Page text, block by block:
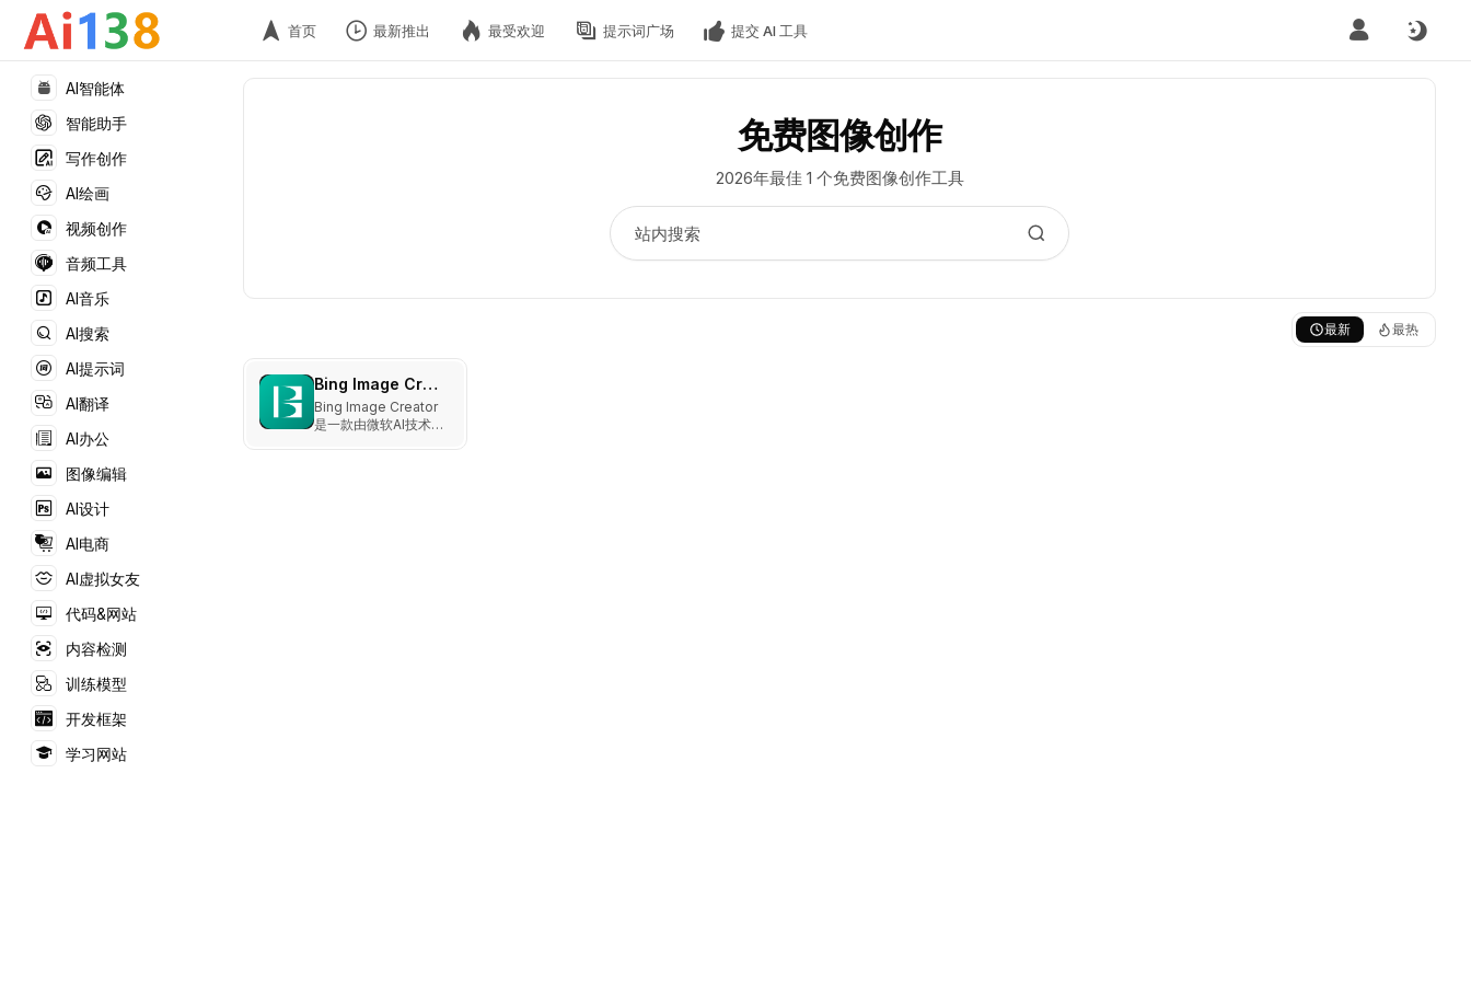
AI智能体
智能助手
写作创作
AI绘画
视频创作
音频工具
AI音乐
AI搜索
AI提示词
AI翻译
AI办公
图像编辑
AI设计
AI电商
AI虚拟女友
代码&网站
内容检测
训练模型
开发框架
学习网站
首页 最新推出 最受欢迎 提示词广场 提交 AI 工具
免费图像创作
2026年最佳 1 个免费图像创作工具
最新 最热
Bing Image Creator
Bing Image Creator
是一款由微软AI技术驱